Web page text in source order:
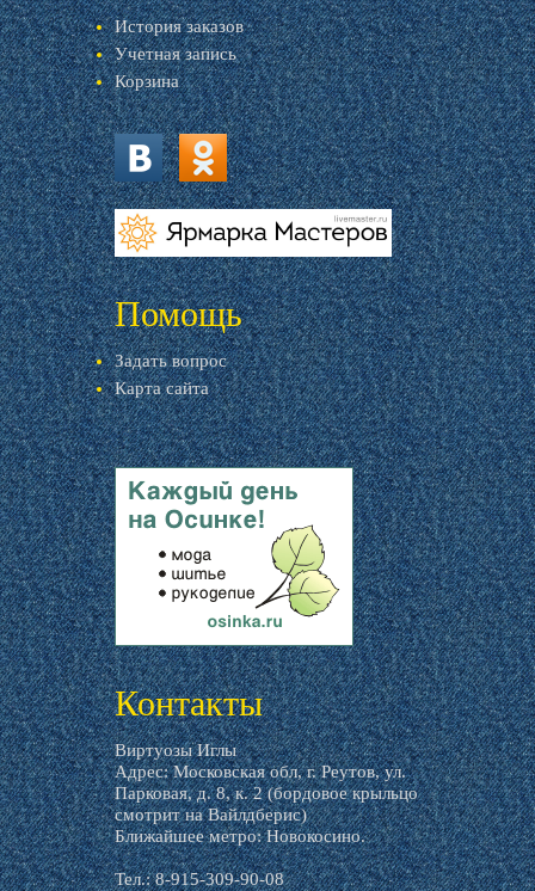
История заказов
Учетная запись
Корзина
vk.com ok.ru
livemaster.ru
Помощь
Задать вопрос
Карта сайта
livemaster.ru
Контакты
Виртуозы Иглы
Адрес: Московская обл, г. Реутов, ул.
Парковая, д. 8, к. 2 (бордовое крыльцо
смотрит на Вайлдберис)
Ближайшее метро: Новокосино.
Тел.: 8-915-309-90-08